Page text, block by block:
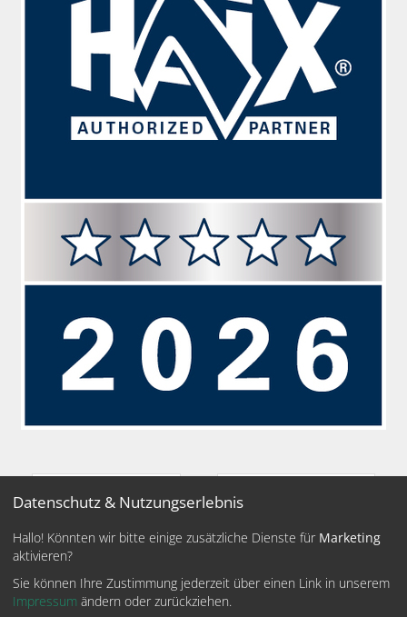
Deutsches Institut für
vorbeugenden Brandschutz e.V.
Zurück
Datenschutz & Nutzungserlebnis
Hallo! Könnten wir bitte einige zusätzliche Dienste für Marketing
aktivieren?
Sie können Ihre Zustimmung jederzeit über einen Link in unserem
Impressum ändern oder zurückziehen.